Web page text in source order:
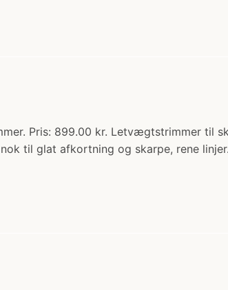
Pris: 899.00 kr. Letvægtstrimmer til
til glat afkortning og skarpe, rene